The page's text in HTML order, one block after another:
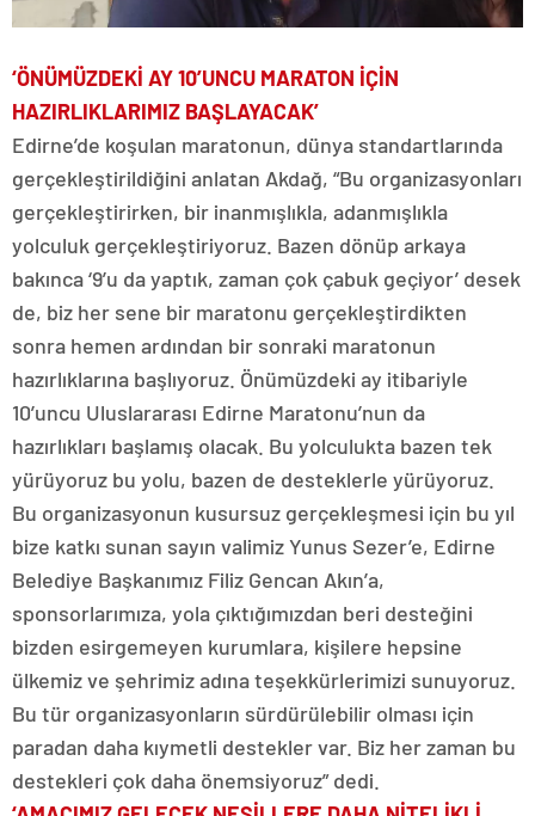
‘ÖNÜMÜZDEKİ AY 10’UNCU MARATON İÇİN
HAZIRLIKLARIMIZ BAŞLAYACAK’
Edirne’de koşulan maratonun, dünya standartlarında
gerçekleştirildiğini anlatan Akdağ, “Bu organizasyonları
gerçekleştirirken, bir inanmışlıkla, adanmışlıkla
yolculuk gerçekleştiriyoruz. Bazen dönüp arkaya
bakınca ‘9’u da yaptık, zaman çok çabuk geçiyor’ desek
de, biz her sene bir maratonu gerçekleştirdikten
sonra hemen ardından bir sonraki maratonun
hazırlıklarına başlıyoruz. Önümüzdeki ay itibariyle
10’uncu Uluslararası Edirne Maratonu’nun da
hazırlıkları başlamış olacak. Bu yolculukta bazen tek
yürüyoruz bu yolu, bazen de desteklerle yürüyoruz.
Bu organizasyonun kusursuz gerçekleşmesi için bu yıl
bize katkı sunan sayın valimiz Yunus Sezer’e, Edirne
Belediye Başkanımız Filiz Gencan Akın’a,
sponsorlarımıza, yola çıktığımızdan beri desteğini
bizden esirgemeyen kurumlara, kişilere hepsine
ülkemiz ve şehrimiz adına teşekkürlerimizi sunuyoruz.
Bu tür organizasyonların sürdürülebilir olması için
paradan daha kıymetli destekler var. Biz her zaman bu
destekleri çok daha önemsiyoruz” dedi.